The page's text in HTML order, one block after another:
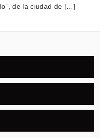
de la ciudad de […]